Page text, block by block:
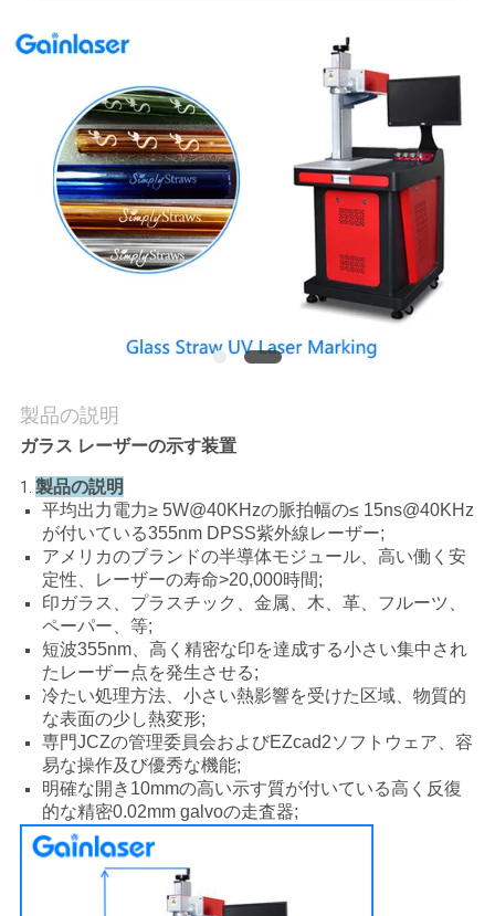
さ
い
引
用
を
要
求
し
な
さ
製品の説明
ガラス レーザーの示す装置
1. 製品の説明
平均出力電力≥ 5W@40KHzの脈拍幅の≤ 15ns@40KHz
が付いている355nm DPSS紫外線レーザー;
アメリカのブランドの半導体モジュール、高い働く安
定性、レーザーの寿命>20,000時間;
印ガラス、プラスチック、金属、木、革、フルーツ、
ペーパー、等;
短波355nm、高く精密な印を達成する小さい集中され
たレーザー点を発生させる;
冷たい処理方法、小さい熱影響を受けた区域、物質的
な表面の少し熱変形;
専門JCZの管理委員会およびEZcad2ソフトウェア、容
易な操作及び優秀な機能;
明確な開き10mmの高い示す質が付いている高く反復
的な精密0.02mm galvoの走査器;